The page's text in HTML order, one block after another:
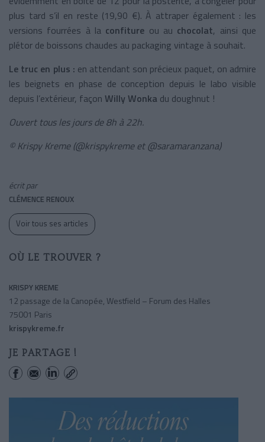
plus tard s’il en reste (19,90 €). À attraper également : les
versions fourrées à la confiture ou au chocolat, ainsi que
plétor de boissons chaudes au packaging vintage à souhait.
Le truc en plus : en attendant son précieux paquet, on admire
les beignets en phase de conception depuis le labo visible
depuis l’extérieur, façon Willy Wonka du doughnut !
Ouvert tous les jours de 8h à 22h.
© Krispy Kreme (@krispykreme et @saramaranzana)
écrit par
CLÉMENCE RENOUX
Voir tous ses articles
OÙ LE TROUVER ?
KRISPY KREME
12 passage de la Canopée, Westfield – Forum des Halles
75001 Paris
krispykreme.fr
JE PARTAGE !